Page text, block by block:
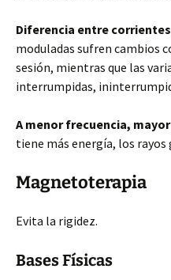
Diferencia entre
moduladas sufren cambios
sesión, mientras que las
interrumpidas,
A menor frecuencia,
tiene más energía, los rayos
Magnetoterapia
Evita la rigidez.
Bases Físicas